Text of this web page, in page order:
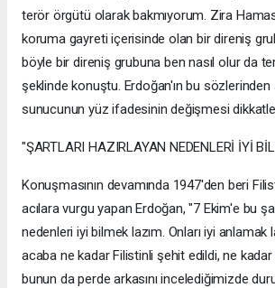
terör örgütü olarak bakmıyorum. Zira
koruma gayreti içerisinde olan bir direniş
böyle bir direniş grubuna ben nasıl olur da
şeklinde konuştu. Erdoğan'ın bu sözlerinden
sunucunun yüz ifadesinin değişmesi
"ŞARTLARI HAZIRLAYAN NEDENLERİ İYİ
Konuşmasının devamında 1947'den beri
acılara vurgu yapan Erdoğan, "7 Ekim'e bu
nedenleri iyi bilmek lazım. Onları iyi anlamak
acaba ne kadar Filistinli şehit edildi, ne
bunun da perde arkasını incelediğimizde